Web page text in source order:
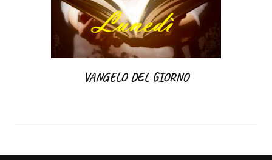
VANGELO DEL GIORNO